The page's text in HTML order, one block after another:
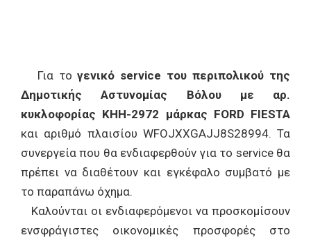
Για τογενικό service του περιπολικού της
Δημοτικής Αστυνομίας Βόλου με αρ.
κυκλοφορίας ΚΗΗ-2972 μάρκας FORD FIESTA
και αριθμό πλαισίου WFOJXXGAJJ8S28994. Τα
συνεργεία που θα ενδιαφερθούν για το service θα
πρέπει να διαθέτουν και εγκέφαλο συμβατό με
το παραπάνω όχημα.
Καλούνται οι ενδιαφερόμενοι να προσκομίσουν
ενσφράγιστες οικονομικές προσφορές στο